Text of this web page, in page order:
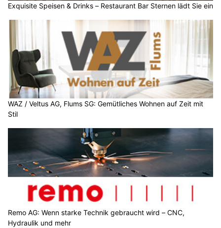
Exquisite Speisen & Drinks – Restaurant Bar Sternen lädt Sie ein
WAZ / Veltus AG, Flums SG: Gemütliches Wohnen auf Zeit mit
Stil
Remo AG: Wenn starke Technik gebraucht wird – CNC,
Hydraulik und mehr